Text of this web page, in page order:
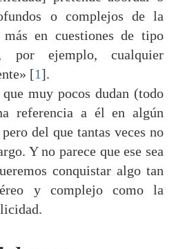
o complejos de la
en cuestiones de tipo
por ejemplo, cualquier
[1].
muy pocos dudan (todo
referencia a él en algún
del que tantas veces no
Y no parece que ese sea
conquistar algo tan
y complejo como la